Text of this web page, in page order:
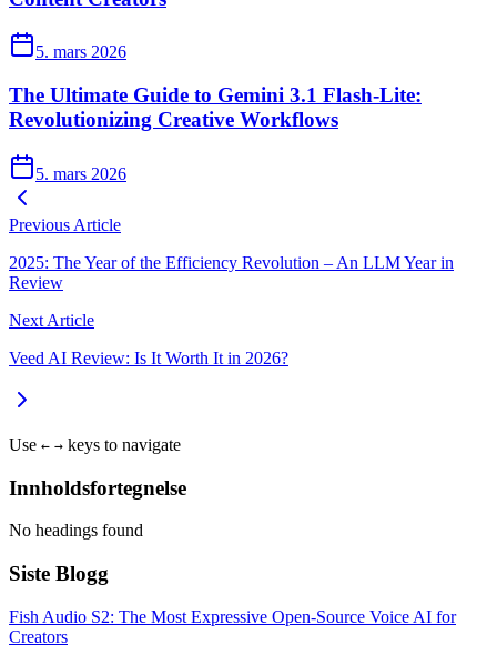
5. mars 2026
The Ultimate Guide to Gemini 3.1 Flash-Lite:
Revolutionizing Creative Workflows
5. mars 2026
Previous Article
2025: The Year of the Efficiency Revolution – An LLM Year in
Review
Next Article
Veed AI Review: Is It Worth It in 2026?
Use ← → keys to navigate
Innholdsfortegnelse
No headings found
Siste Blogg
Fish Audio S2: The Most Expressive Open-Source Voice AI for
Creators